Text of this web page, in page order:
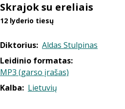
Skrajok su ereliais
12 lyderio tiesų
Diktorius: Aldas Stulpinas
Leidinio formatas:
MP3 (garso įrašas)
Kalba: Lietuvių